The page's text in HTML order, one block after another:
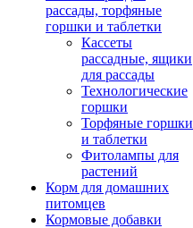
рассады, торфяные
горшки и таблетки
Кассеты
рассадные, ящики
для рассады
Технологические
горшки
Торфяные горшки
и таблетки
Фитолампы для
растений
Корм для домашних
питомцев
Кормовые добавки